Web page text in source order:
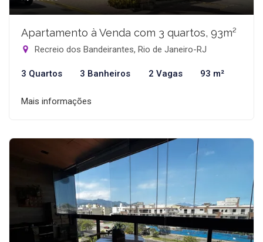
Apartamento à Venda com 3 quartos, 93m²
Recreio dos Bandeirantes, Rio de Janeiro-RJ
3 Quartos 3 Banheiros 2 Vagas 93 m²
Mais informações